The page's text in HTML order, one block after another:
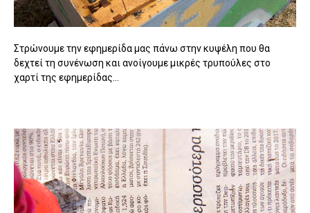
Στρώνουμε την εφημερίδα μας πάνω στην κυψέλη που θα
δεχτεί τη συνένωση και ανοίγουμε μικρές τρυπούλες στο
χαρτί της εφημερίδας...